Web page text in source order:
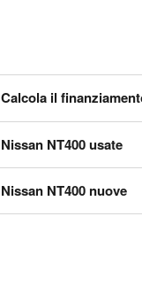
Calcola il
Nissan NT400 usate
Nissan NT400 nuove